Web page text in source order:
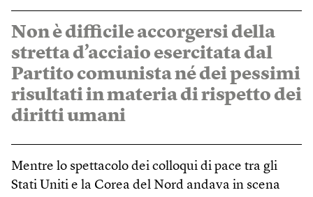
Non è difficile accorgersi della
stretta d’acciaio esercitata dal
Partito comunista né dei pessimi
risultati in materia di rispetto dei
diritti umani
Mentre lo spettacolo dei colloqui di pace tra gli
Stati Uniti e la Corea del Nord andava in scena